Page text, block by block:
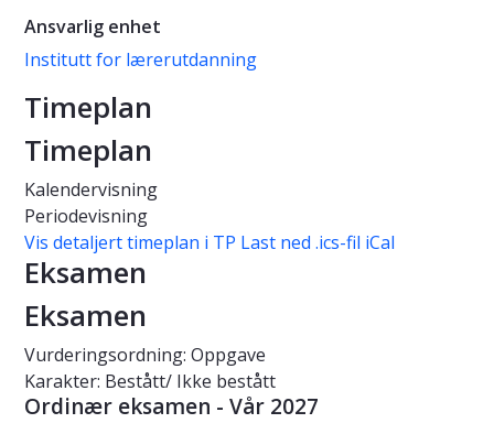
Ansvarlig enhet
Institutt for lærerutdanning
Timeplan
Timeplan
Kalendervisning
Periodevisning
Vis detaljert timeplan i TP Last ned .ics-fil iCal
Eksamen
Eksamen
Vurderingsordning: Oppgave
Karakter: Bestått/ Ikke bestått
Ordinær eksamen - Vår 2027